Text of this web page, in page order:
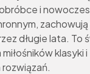
i
długie lata. To
klasyki i